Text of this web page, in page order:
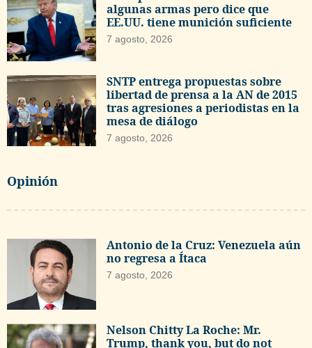
algunas armas pero dice que
EE.UU. tiene munición suficiente
7 agosto, 2026
SNTP entrega propuestas sobre
libertad de prensa a la AN de 2015
tras agresiones a periodistas en la
mesa de diálogo
7 agosto, 2026
Opinión
Antonio de la Cruz: Venezuela aún
no regresa a Ítaca
7 agosto, 2026
Nelson Chitty La Roche: Mr.
Trump, thank you, but do not